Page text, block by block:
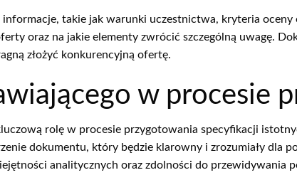
takie jak warunki uczestnictwa, kryteria
oraz na jakie elementy zwrócić szczególną uwagę.
złożyć konkurencyjną ofertę.
w procesie
rolę w procesie przygotowania specyfikacji
dokumentu, który będzie klarowny i zrozumiały
analitycznych oraz zdolności do przewidywania